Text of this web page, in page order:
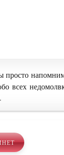
просто
всех